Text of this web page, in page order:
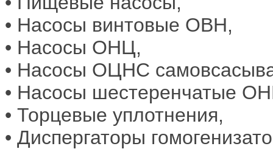
• Насосы винтовые ОВН,
• Насосы ОНЦ,
• Насосы ОЦНС
• Насосы шестеренчатые
• Торцевые уплотнения,
• Диспергаторы